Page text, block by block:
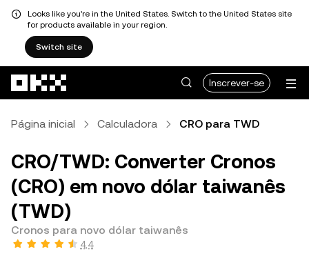
Looks like you're in the United States. Switch to the United States site
for products available in your region.
Switch site
Inscrever-se
Página inicial Calculadora CRO para TWD
CRO/TWD: Converter Cronos
(CRO) em novo dólar taiwanês
(TWD)
Cronos para novo dólar taiwanês
4,4